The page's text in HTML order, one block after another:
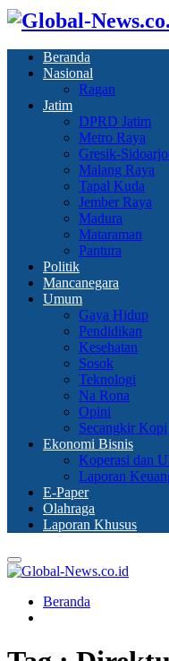
Beranda
Nasional
Ragan
Jatim
DPRD Jatim
Metro Raya
Gresik-
Malang Raya
Tapal Kuda
Jember Raya
Madura
Mataraman
Pantura
Politik
Mancanegara
Umum
Gaya Hidup
Pendidikan
Kesehatan
Sosok
Teknologi
Na Rona
Opini
Secangkir Kopi
Ekonomi Bisnis
Koperasi dan
Laporan
E-Paper
Olahraga
Laporan Khusus
Primary
Menu
Beranda